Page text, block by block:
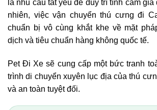
là nhu cầu tất yếu để duy trì tình cảm gia
nhiên, việc vận chuyển thú cưng đi
chuẩn bị vô cùng khắt khe về mặt
dịch và tiêu chuẩn hàng không quốc tế.
Pet Đi Xe sẽ cung cấp một bức tranh
trình di chuyển xuyên lục địa của thú
và an toàn tuyệt đối.